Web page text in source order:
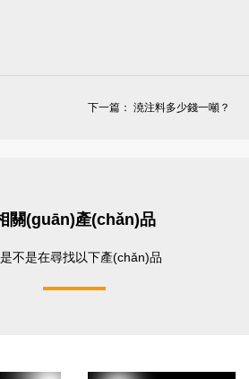
下一篇： 澆注料多少錢一噸？
關(guān)產(chǎn)品
不是在尋找以下產(chǎn)品